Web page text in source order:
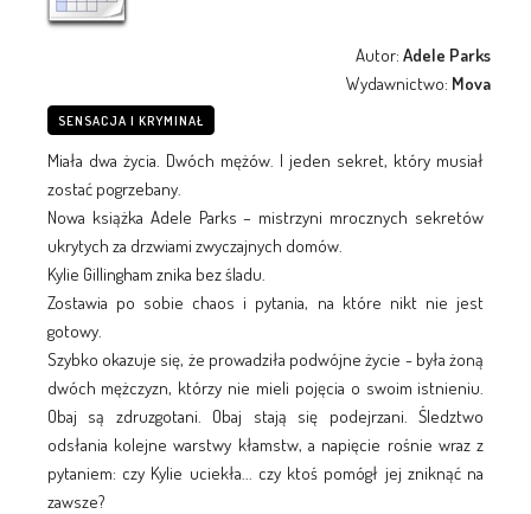
Autor:Adele Parks
Wydawnictwo: Mova
SENSACJA I KRYMINAŁ
Miała dwa życia. Dwóch mężów. I jeden sekret, który musiał
zostać pogrzebany.
Nowa książka Adele Parks – mistrzyni mrocznych sekretów
ukrytych za drzwiami zwyczajnych domów.
Kylie Gillingham znika bez śladu.
Zostawia po sobie chaos i pytania, na które nikt nie jest
gotowy.
Szybko okazuje się, że prowadziła podwójne życie - była żoną
dwóch mężczyzn, którzy nie mieli pojęcia o swoim istnieniu.
Obaj są zdruzgotani. Obaj stają się podejrzani. Śledztwo
odsłania kolejne warstwy kłamstw, a napięcie rośnie wraz z
pytaniem: czy Kylie uciekła... czy ktoś pomógł jej zniknąć na
zawsze?